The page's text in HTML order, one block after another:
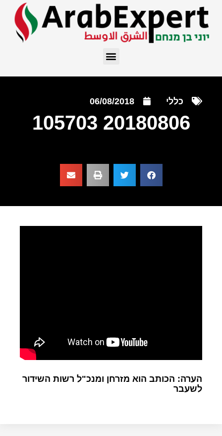
כללי 06/08/2018
20180806 105703
הערה: הכותב הוא מזרחן ומנכ"ל רשות השידור
לשעבר